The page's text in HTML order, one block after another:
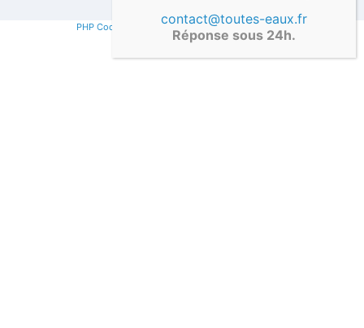
PHP Code Snippets Powered By : XYZScripts.com
contact@toutes-eaux.fr
Réponse sous 24h.